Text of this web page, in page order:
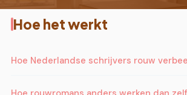
Hoe het werkt
Hoe Nederlandse schrijvers rouw